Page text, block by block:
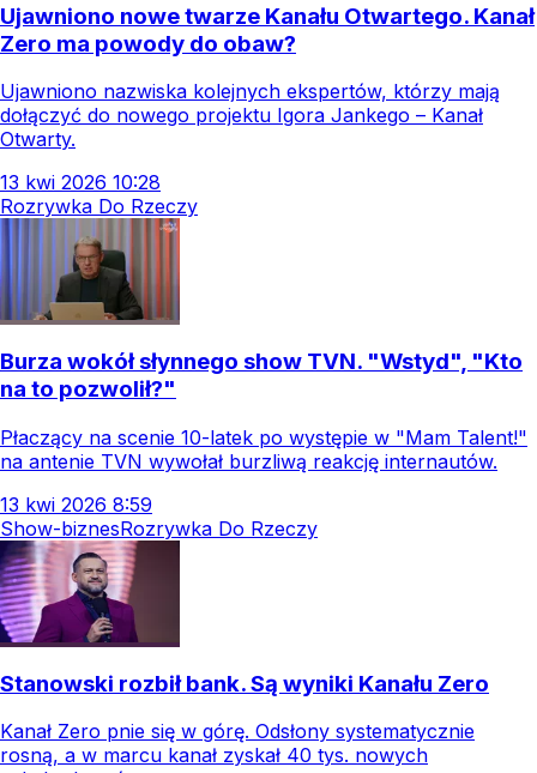
Ujawniono nowe twarze Kanału Otwartego. Kanał
Zero ma powody do obaw?
Ujawniono nazwiska kolejnych ekspertów, którzy mają
dołączyć do nowego projektu Igora Jankego – Kanał
Otwarty.
13 kwi 2026 10:28
Rozrywka Do Rzeczy
Burza wokół słynnego show TVN. "Wstyd", "Kto
na to pozwolił?"
Płaczący na scenie 10-latek po występie w "Mam Talent!"
na antenie TVN wywołał burzliwą reakcję internautów.
13 kwi 2026 8:59
Show-biznesRozrywka Do Rzeczy
Stanowski rozbił bank. Są wyniki Kanału Zero
Kanał Zero pnie się w górę. Odsłony systematycznie
rosną, a w marcu kanał zyskał 40 tys. nowych